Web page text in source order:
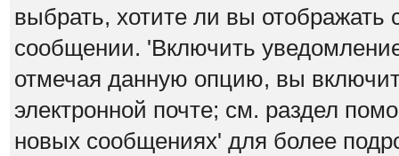
выбрать, хотите ли вы
сообщении. 'Включить
отмечая данную опцию, вы
электронной почте; см. раздел
новых сообщениях' для более